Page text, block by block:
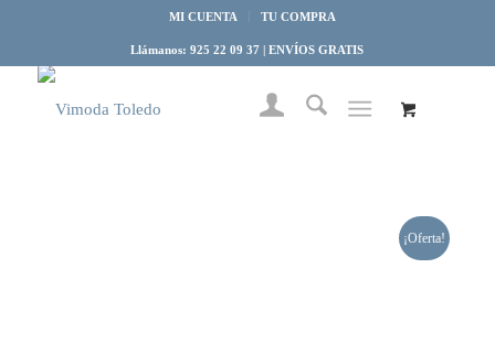
MI CUENTA TU COMPRA
Llámanos: 925 22 09 37 | ENVÍOS GRATIS
¡Oferta!